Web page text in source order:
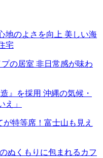
地のよさを向上 美しい海
宅
の居室 非日常感が味わ
』を採用 沖縄の気候・
え」
特等席！富士山も見え
ぬくもりに包まれるカフ